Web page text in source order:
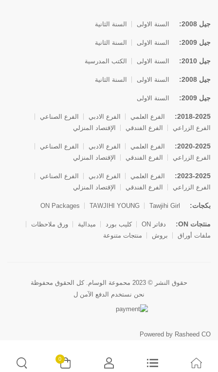
جيل 2008: السنة الاولى السنة الثانية
جيل 2009: السنة الاولى السنة الثانية
جيل 2010: السنة الاولى الكتب المدرسية
جيل 2008: السنة الاولى السنة الثانية
جيل 2009: السنة الاولى
2018-2025: الفرع العلمي الفرع الادبي
الفرع الصناعي
الفرع الزراعي
الفرع الفندقي الإقتصاد المنزلي
2020-2025: الفرع العلمي الفرع الادبي
الفرع الصناعي
الفرع الزراعي
الفرع الفندقي الإقتصاد المنزلي
2023-2025: الفرع العلمي الفرع الادبي
الفرع الصناعي
الفرع الزراعي
الفرع الفندقي الإقتصاد المنزلي
بكجات: Tawjihi Girl
TAWJIHI YOUNG
ON Packages
منتجات ON: دفاتر ON كليب بورد ميدالية
ورق ملاحظات
ملفات أوراق
بروش منتجات متنوعة
حقوق النشر © 2023 محموعة الوسام. كل الحقوق محفوظة
نحن نستخدم الدفع الآمن ل
Powered by Rasheed CO
0